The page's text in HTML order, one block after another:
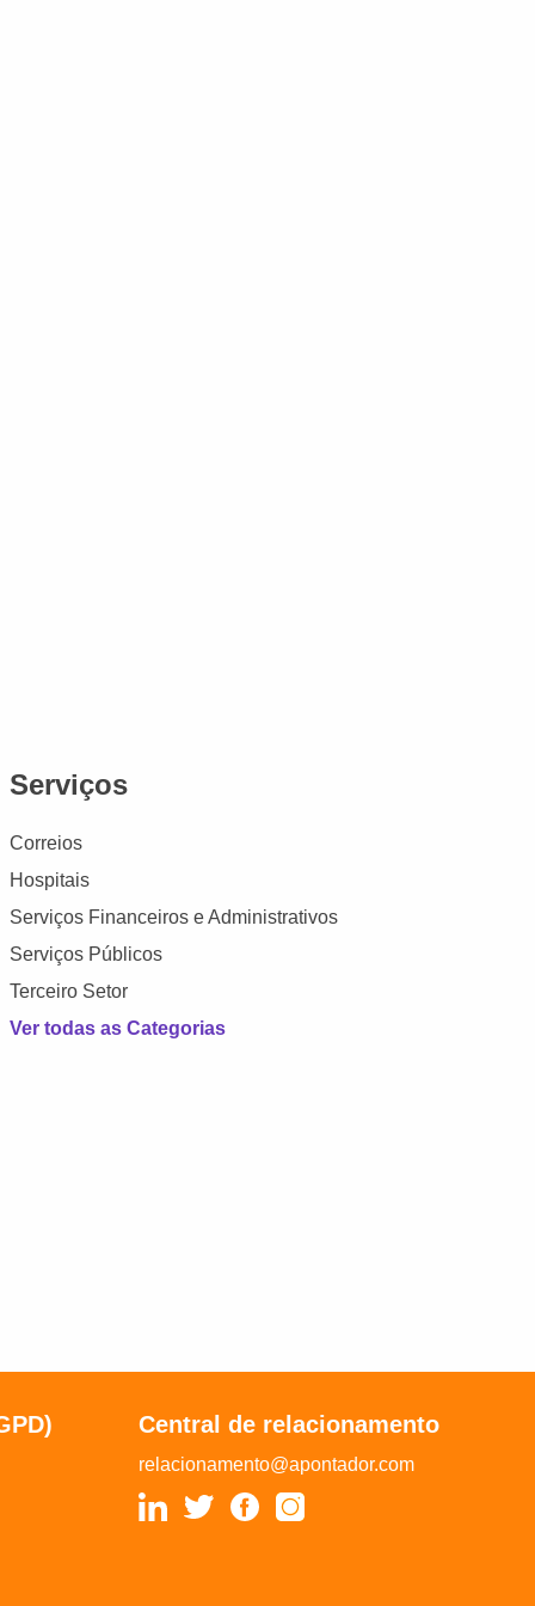
Serviços
Correios
Hospitais
Serviços Financeiros e Administrativos
Serviços Públicos
Terceiro Setor
Ver todas as Categorias
Central de relacionamento
relacionamento@apontador.com